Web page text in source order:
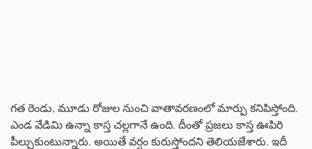
గత రెండు, మూడు రోజుల నుంచి వాతావరణంలో మార్పు కనిపిస్తోంది.
ఎండ వేడిమి ఉన్నా కాస్త చల్లగానే ఉంది. దీంతో ప్రజలు కాస్త ఊపిరి
పీల్చుకుంటున్నారు. అయితే వర్షం కురుస్తోందని తెలియజేశారు. ఇదీ